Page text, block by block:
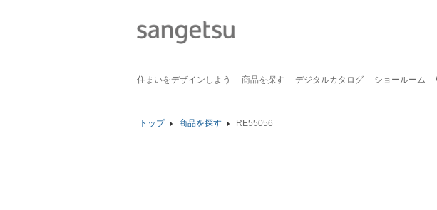
住まいをデザインしよう 商品を探す デジタルカタログ ショールーム
トップ 商品を探す RE55056